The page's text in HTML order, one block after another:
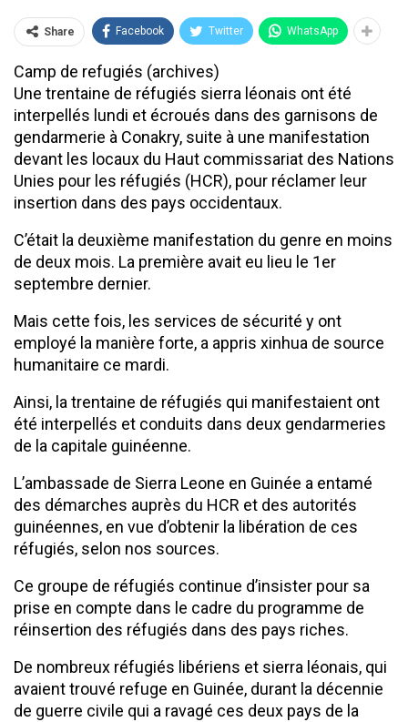
Share Facebook Twitter WhatsApp
Camp de refugiés (archives)
Une trentaine de réfugiés sierra léonais ont été
interpellés lundi et écroués dans des garnisons de
gendarmerie à Conakry, suite à une manifestation
devant les locaux du Haut commissariat des Nations
Unies pour les réfugiés (HCR), pour réclamer leur
insertion dans des pays occidentaux.
C’était la deuxième manifestation du genre en moins
de deux mois. La première avait eu lieu le 1er
septembre dernier.
Mais cette fois, les services de sécurité y ont
employé la manière forte, a appris xinhua de source
humanitaire ce mardi.
Ainsi, la trentaine de réfugiés qui manifestaient ont
été interpellés et conduits dans deux gendarmeries
de la capitale guinéenne.
L’ambassade de Sierra Leone en Guinée a entamé
des démarches auprès du HCR et des autorités
guinéennes, en vue d’obtenir la libération de ces
réfugiés, selon nos sources.
Ce groupe de réfugiés continue d’insister pour sa
prise en compte dans le cadre du programme de
réinsertion des réfugiés dans des pays riches.
De nombreux réfugiés libériens et sierra léonais, qui
avaient trouvé refuge en Guinée, durant la décennie
de guerre civile qui a ravagé ces deux pays de la